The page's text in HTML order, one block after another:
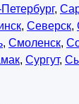
,
, Северск,
, Смоленск,
, Сургут,